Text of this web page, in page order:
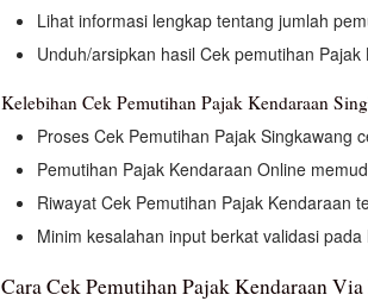
Lihat informasi lengkap tentang jumlah
Unduh/arsipkan hasil Cek pemutihan
Kelebihan Cek Pemutihan Pajak Kendaraan
Proses Cek Pemutihan Pajak Singkawang
Pemutihan Pajak Kendaraan Online
Riwayat Cek Pemutihan Pajak Kendaraan
Minim kesalahan input berkat validasi
Cara Cek Pemutihan Pajak Kendaraan